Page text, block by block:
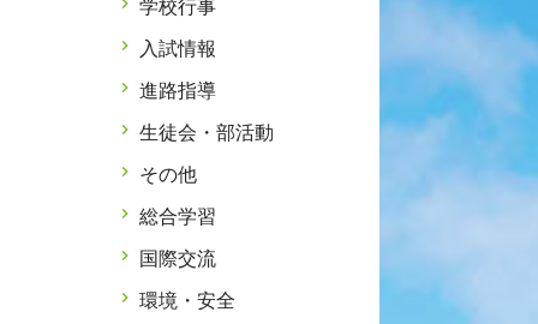
学校行事
入試情報
進路指導
生徒会・部活動
その他
総合学習
国際交流
環境・安全